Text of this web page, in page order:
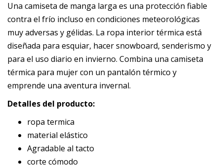
Una camiseta de manga larga es una protección fiable
contra el frío incluso en condiciones meteorológicas
muy adversas y gélidas. La ropa interior térmica está
diseñada para esquiar, hacer snowboard, senderismo y
para el uso diario en invierno. Combina una camiseta
térmica para mujer con un pantalón térmico y
emprende una aventura invernal.
Detalles del producto:
ropa termica
material elástico
Agradable al tacto
corte cómodo